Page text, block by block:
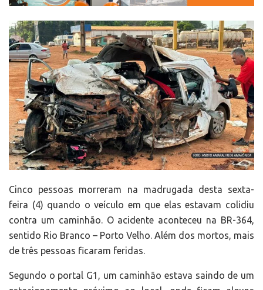
Cinco pessoas morreram na madrugada desta sexta-
feira (4) quando o veículo em que elas estavam colidiu
contra um caminhão. O acidente aconteceu na BR-364,
sentido Rio Branco – Porto Velho. Além dos mortos, mais
de três pessoas ficaram feridas.
Segundo o portal G1, um caminhão estava saindo de um